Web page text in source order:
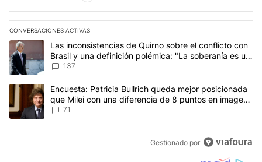
CONVERSACIONES ACTIVAS
Este listado muestra los artículos con más comentarios en los
Un artículo de tendencia con el título "Las inconsistencias de
Las inconsistencias de Quirno sobre el conflicto con
Brasil y una definición polémica: "La soberanía es un
concepto antiguo"
137
Un artículo de tendencia con el título "Encuesta: Patricia
Encuesta: Patricia Bullrich queda mejor posicionada
que Milei con una diferencia de 8 puntos en imagen
negativa
71
Gestionado por